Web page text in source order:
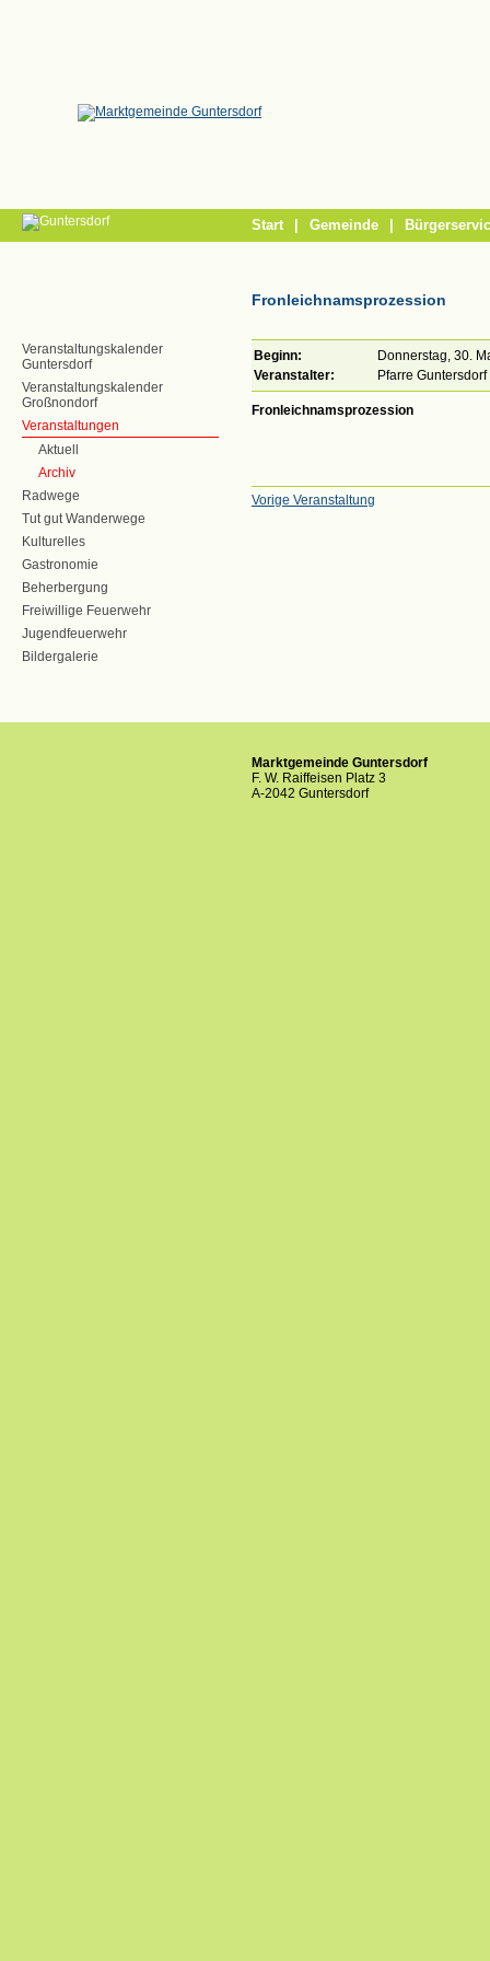
Start Gemeinde
Veranstaltungskalender
Guntersdorf
Veranstaltungskalender
Großnondorf
Veranstaltungen
Aktuell
Archiv
Radwege
Tut gut Wanderwege
Kulturelles
Gastronomie
Beherbergung
Freiwillige Feuerwehr
Jugendfeuerwehr
Bildergalerie
Fronleichnamsprozession
Beginn:
Donnerstag, 30.
Veranstalter:
Pfarre Guntersdorf
Fronleichnamsprozession
Vorige Veranstaltung
Marktgemeinde Guntersdorf
F. W. Raiffeisen Platz 3
A-2042 Guntersdorf